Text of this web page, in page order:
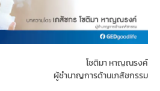
โชติมา หาญณรงค์
ผู้ชำนาญการด้านเภสัชกรรม